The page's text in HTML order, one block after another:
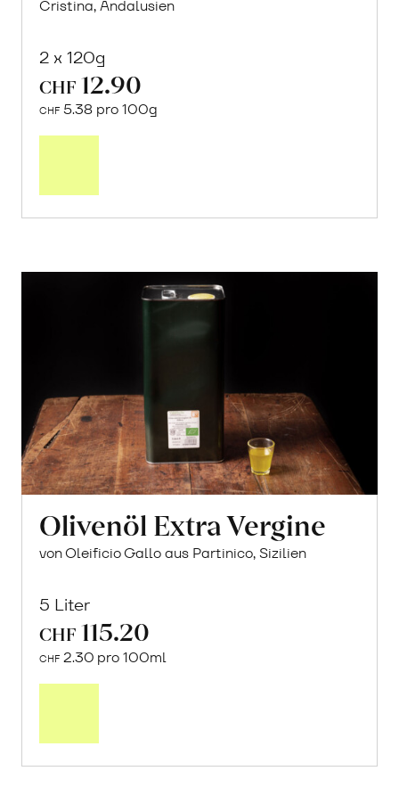
Cristina, Andalusien
2 x 120g
CHF 12.90
CHF 5.38 pro 100g
Olivenöl Extra Vergine
von Oleificio Gallo aus Partinico, Sizilien
5 Liter
CHF 115.20
CHF 2.30 pro 100ml